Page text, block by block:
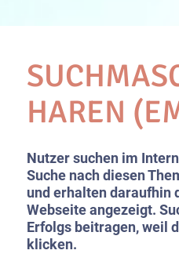
HAREN
Nutzer suchen im
Suche nach diesen
und erhalten daraufhin
Webseite angezeigt.
Erfolgs beitragen, weil
klicken.